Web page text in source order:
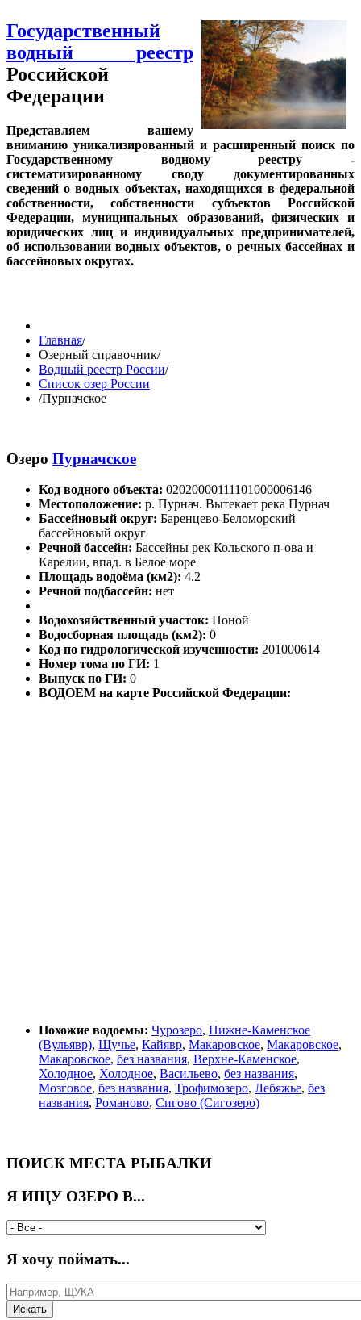
Государственный
водный реестр
Российской
Федерации
Представляем вашему
вниманию уникализированный и расширенный поиск по
Государственному водному реестру -
систематизированному своду документированных
сведений о водных объектах, находящихся в федеральной
собственности, собственности субъектов Российской
Федерации, муниципальных образований, физических и
юридических лиц и индивидуальных предпринимателей,
об использовании водных объектов, о речных бассейнах и
бассейновых округах.
Главная/
Озерный справочник/
Водный реестр России/
Список озер России
/Пурначское
Озеро Пурначское
Код водного объекта: 02020000111101000006146
Местоположение: р. Пурнач. Вытекает река Пурнач
Бассейновый округ: Баренцево-Беломорский
бассейновый округ
Речной бассейн: Бассейны рек Кольского п-ова и
Карелии, впад. в Белое море
Площадь водоёма (км2): 4.2
Речной подбассейн: нет
Водохозяйственный участок: Поной
Водосборная площадь (км2): 0
Код по гидрологической изученности: 201000614
Номер тома по ГИ: 1
Выпуск по ГИ: 0
ВОДОЕМ на карте Российской Федерации:
Похожие водоемы: Чурозеро, Нижне-Каменское
(Вульявр), Щучье, Кайявр, Макаровское, Макаровское,
Макаровское, без названия, Верхне-Каменское,
Холодное, Холодное, Васильево, без названия,
Мозговое, без названия, Трофимозеро, Лебяжье, без
названия, Романово, Сигово (Сигозеро)
ПОИСК МЕСТА РЫБАЛКИ
Я ИЩУ ОЗЕРО В...
Я хочу поймать...